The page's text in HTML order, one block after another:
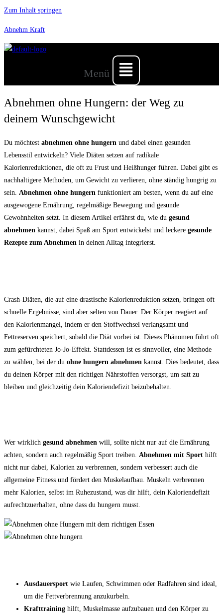
Zum Inhalt springen
Abnehm Kraft
Menü
Abnehmen ohne Hungern: der Weg zu
deinem Wunschgewicht
Du möchtest abnehmen ohne hungern und dabei einen gesunden
Lebensstil entwickeln? Viele Diäten setzen auf radikale
Kalorienreduktionen, die oft zu Frust und Heißhunger führen. Dabei gibt es
nachhaltigere Methoden, um Gewicht zu verlieren, ohne ständig hungrig zu
sein. Abnehmen ohne hungern funktioniert am besten, wenn du auf eine
ausgewogene Ernährung, regelmäßige Bewegung und gesunde
Gewohnheiten setzt. In diesem Artikel erfährst du, wie du gesund
abnehmen kannst, dabei Spaß am Sport entwickelst und leckere gesunde
Rezepte zum Abnehmen in deinen Alltag integrierst.
Crash-Diäten, die auf eine drastische Kalorienreduktion setzen, bringen oft
schnelle Ergebnisse, sind aber selten von Dauer. Der Körper reagiert auf
den Kalorienmangel, indem er den Stoffwechsel verlangsamt und
Fettreserven speichert, sobald die Diät vorbei ist. Dieses Phänomen führt oft
zum gefürchteten Jo-Jo-Effekt. Stattdessen ist es sinnvoller, eine Methode
zu wählen, bei der du ohne hungern abnehmen kannst. Dies bedeutet, dass
du deinen Körper mit den richtigen Nährstoffen versorgst, um satt zu
bleiben und gleichzeitig dein Kaloriendefizit beizubehalten.
Wer wirklich gesund abnehmen will, sollte nicht nur auf die Ernährung
achten, sondern auch regelmäßig Sport treiben. Abnehmen mit Sport hilft
nicht nur dabei, Kalorien zu verbrennen, sondern verbessert auch die
allgemeine Fitness und fördert den Muskelaufbau. Muskeln verbrennen
mehr Kalorien, selbst im Ruhezustand, was dir hilft, dein Kaloriendefizit
aufrechtzuerhalten, ohne dass du hungern musst.
Ausdauersport wie Laufen, Schwimmen oder Radfahren sind ideal,
um die Fettverbrennung anzukurbeln.
Krafttraining hilft, Muskelmasse aufzubauen und den Körper zu